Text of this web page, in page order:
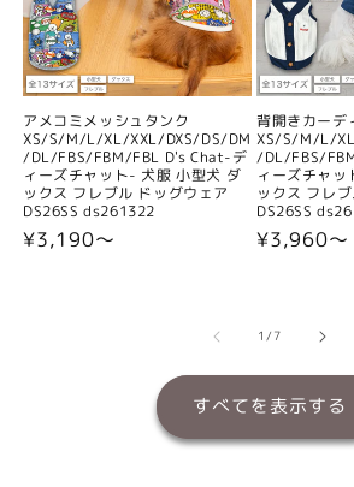
アメコミメッシュタンク
XS/S/M/L/XL/XXL/DXS/DS/DM
/DL/FBS/FBM/FBL D's Chat-デ
ィーズチャット- 犬服 小型犬 ダ
ックス フレブル ドッグウェア
DS26SS ds261322
通
¥3,190〜
背開きカーデ
XS/S/M/L/
/DL/FBS/
ィーズチャ
ックス フレ
DS26SS
通
¥3,960〜
1/の
7
すべてを表示する